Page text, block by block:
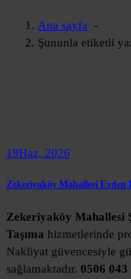
Ana sayfa -
Şununla etiketli
19Haz, 2026
Zekeriyaköy Mahallesi Evden
Zekeriyaköy Mahallesi
Taşıma hizmetlerinde
Nakliyat güvencesiyle
sağlamaktadır. 0506 043